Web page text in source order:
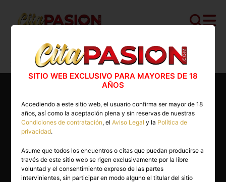
Cita PASION.COM>Escorts>Madrid>Fuenlabrada
Natalia
SITIO WEB EXCLUSIVO PARA MAYORES DE 18
AÑOS
Accediendo a este sitio web, el usuario confirma ser mayor de 18
años, así como la aceptación plena y sin reservas de nuestras
Condiciones de contratación, elAviso Legal y la Política de
privacidad.
Asume que todos los encuentros o citas que puedan producirse a
través de este sitio web se rigen exclusivamente por la libre
voluntad y el consentimiento expreso de las partes
intervinientes, sin participar en modo alguno el titular del sitio